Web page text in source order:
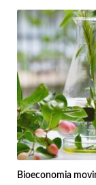
Bioeconomia